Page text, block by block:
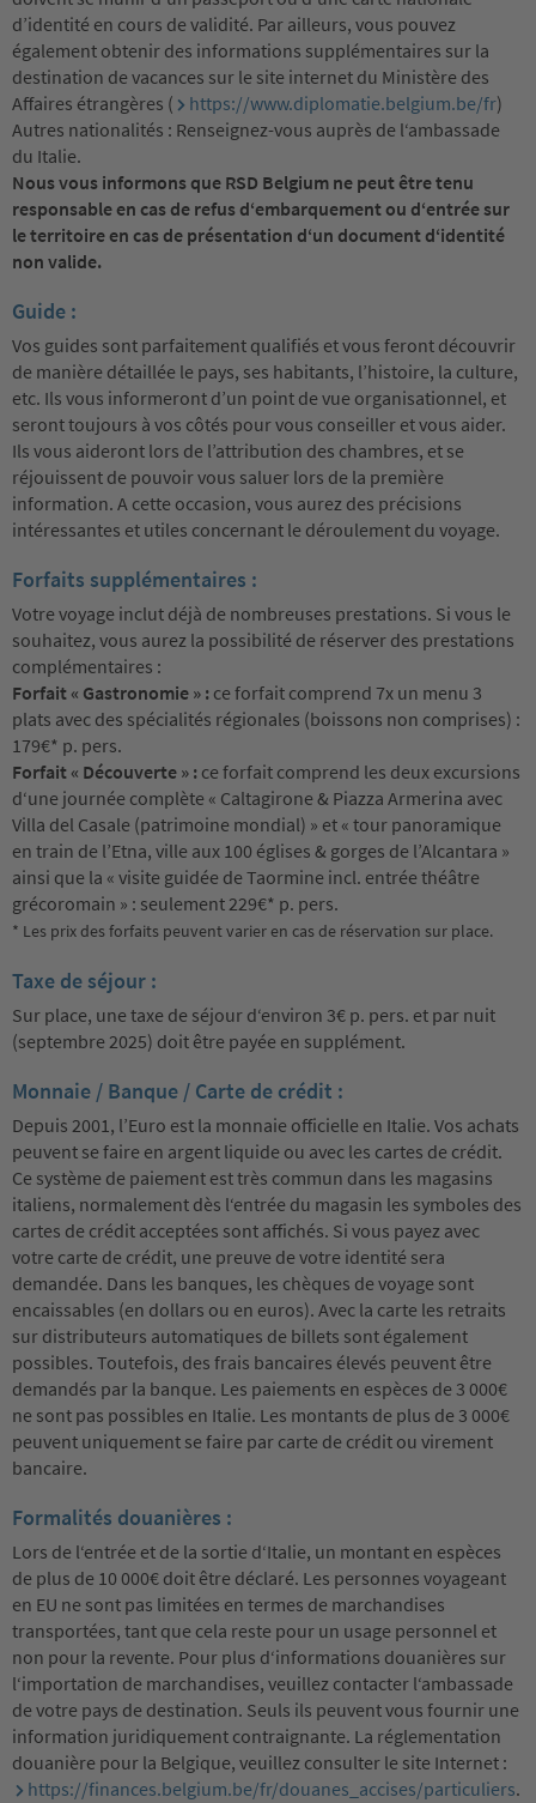
d’identité en cours de validité. Par ailleurs, vous pouvez
également obtenir des informations supplémentaires sur la
destination de vacances sur le site internet du Ministère des
Affaires étrangères (
https://www.diplomatie.belgium.be/fr)
Autres nationalités : Renseignez-vous auprès de l‘ambassade
du Italie.
Nous vous informons que RSD Belgium ne peut être tenu
responsable en cas de refus d‘embarquement ou d‘entrée sur
le territoire en cas de présentation d‘un document d‘identité
non valide.
Guide :
Vos guides sont parfaitement qualifiés et vous feront découvrir
de manière détaillée le pays, ses habitants, l’histoire, la culture,
etc. Ils vous informeront d’un point de vue organisationnel, et
seront toujours à vos côtés pour vous conseiller et vous aider.
Ils vous aideront lors de l’attribution des chambres, et se
réjouissent de pouvoir vous saluer lors de la première
information. A cette occasion, vous aurez des précisions
intéressantes et utiles concernant le déroulement du voyage.
Forfaits supplémentaires :
Votre voyage inclut déjà de nombreuses prestations. Si vous le
souhaitez, vous aurez la possibilité de réserver des prestations
complémentaires :
Forfait « Gastronomie » : ce forfait comprend 7x un menu 3
plats avec des spécialités régionales (boissons non comprises) :
179€* p. pers.
Forfait « Découverte » : ce forfait comprend les deux excursions
d‘une journée complète « Caltagirone & Piazza Armerina avec
Villa del Casale (patrimoine mondial) » et « tour panoramique
en train de l’Etna, ville aux 100 églises & gorges de l’Alcantara »
ainsi que la « visite guidée de Taormine incl. entrée théâtre
grécoromain » : seulement 229€* p. pers.
* Les prix des forfaits peuvent varier en cas de réservation sur place.
Taxe de séjour :
Sur place, une taxe de séjour d‘environ 3€ p. pers. et par nuit
(septembre 2025) doit être payée en supplément.
Monnaie / Banque / Carte de crédit :
Depuis 2001, l’Euro est la monnaie officielle en Italie. Vos achats
peuvent se faire en argent liquide ou avec les cartes de crédit.
Ce système de paiement est très commun dans les magasins
italiens, normalement dès l‘entrée du magasin les symboles des
cartes de crédit acceptées sont affichés. Si vous payez avec
votre carte de crédit, une preuve de votre identité sera
demandée. Dans les banques, les chèques de voyage sont
encaissables (en dollars ou en euros). Avec la carte les retraits
sur distributeurs automatiques de billets sont également
possibles. Toutefois, des frais bancaires élevés peuvent être
demandés par la banque. Les paiements en espèces de 3 000€
ne sont pas possibles en Italie. Les montants de plus de 3 000€
peuvent uniquement se faire par carte de crédit ou virement
bancaire.
Formalités douanières :
Lors de l‘entrée et de la sortie d‘Italie, un montant en espèces
de plus de 10 000€ doit être déclaré. Les personnes voyageant
en EU ne sont pas limitées en termes de marchandises
transportées, tant que cela reste pour un usage personnel et
non pour la revente. Pour plus d‘informations douanières sur
l‘importation de marchandises, veuillez contacter l‘ambassade
de votre pays de destination. Seuls ils peuvent vous fournir une
information juridiquement contraignante. La réglementation
douanière pour la Belgique, veuillez consulter le site Internet :
https://finances.belgium.be/fr/douanes_accises/particuliers.